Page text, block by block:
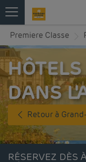
Premiere Classe
DANS
Retour à
RÉSERVEZ DÈS